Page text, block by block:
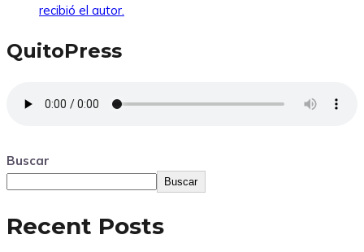
recibió el autor.
QuitoPress
Buscar
Buscar
Recent Posts